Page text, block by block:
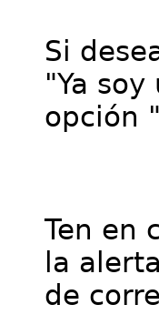
Si
"Ya
opción
Ten en
la
de